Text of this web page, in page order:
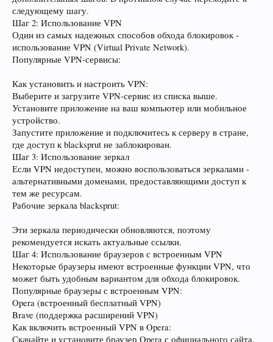
следующему шагу.
Шаг 2: Использование VPN
Один из самых надежных способов обхода блокировок -
использование VPN (Virtual Private Network).
Популярные VPN-сервисы:
Как установить и настроить VPN:
Выберите и загрузите VPN-сервис из списка выше.
Установите приложение на ваш компьютер или мобильное
устройство.
Запустите приложение и подключитесь к серверу в стране,
где доступ к blacksprut не заблокирован.
Шаг 3: Использование зеркал
Если VPN недоступен, можно воспользоваться зеркалами -
альтернативными доменами, предоставляющими доступ к
тем же ресурсам.
Рабочие зеркала blacksprut:
Эти зеркала периодически обновляются, поэтому
рекомендуется искать актуальные ссылки.
Шаг 4: Использование браузеров с встроенным VPN
Некоторые браузеры имеют встроенные функции VPN, что
может быть удобным вариантом для обхода блокировок.
Популярные браузеры с встроенным VPN:
Opera (встроенный бесплатный VPN)
Brave (поддержка расширений VPN)
Как включить встроенный VPN в Opera:
Скачайте и установите браузер Opera с официального сайта.